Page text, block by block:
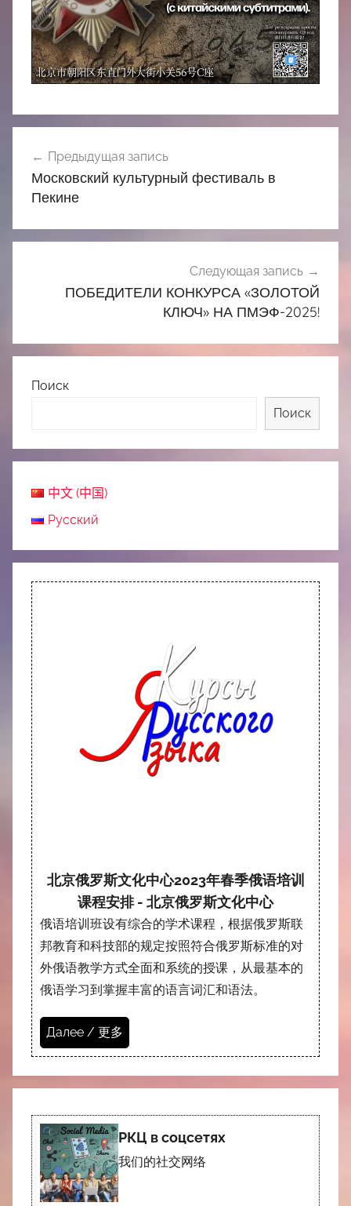
по
записям
Предыдущая запись
Московский культурный фестиваль в
Пекине
Следующая запись
ПОБЕДИТЕЛИ КОНКУРСА «ЗОЛОТОЙ
КЛЮЧ» НА ПМЭФ-2025!
Поиск
Поиск
中文 (中国)
Русский
北京俄罗斯文化中心2023年春季俄语培训
课程安排 - 北京俄罗斯文化中心
俄语培训班设有综合的学术课程，根据俄罗斯联
邦教育和科技部的规定按照符合俄罗斯标准的对
外俄语教学方式全面和系统的授课，从最基本的
俄语学习到掌握丰富的语言词汇和语法。
Далее / 更多
РКЦ в соцсетях
我们的社交网络